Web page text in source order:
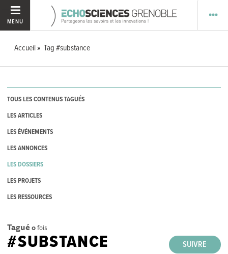
MENU
Accueil Tag #substance
TOUS LES CONTENUS TAGUÉS
LES ARTICLES
LES ÉVÉNEMENTS
LES ANNONCES
LES DOSSIERS
LES PROJETS
LES RESSOURCES
Tagué 0fois
SUIVRE
#SUBSTANCE